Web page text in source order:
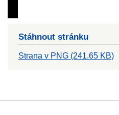
Stáhnout stránku
Strana v PNG (241.65 KB)